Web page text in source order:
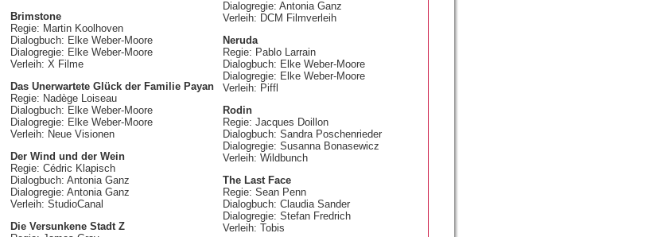
Brimstone
Regie: Martin Koolhoven
Dialogbuch: Elke Weber-Moore
Dialogregie: Elke Weber-Moore
Verleih: X Filme
Das Unerwartete Glück der Familie Payan
Regie: Nadège Loiseau
Dialogbuch: Elke Weber-Moore
Dialogregie: Elke Weber-Moore
Verleih: Neue Visionen
Der Wind und der Wein
Regie: Cédric Klapisch
Dialogbuch: Antonia Ganz
Dialogregie: Antonia Ganz
Verleih: StudioCanal
Die Versunkene Stadt Z
Dialogregie: Antonia Ganz
Verleih: DCM Filmverleih
Neruda
Regie: Pablo Larrain
Dialogbuch: Elke Weber-Moore
Dialogregie: Elke Weber-Moore
Verleih: Piffl
Rodin
Regie: Jacques Doillon
Dialogbuch: Sandra Poschenrieder
Dialogregie: Susanna Bonasewicz
Verleih: Wildbunch
The Last Face
Regie: Sean Penn
Dialogbuch: Claudia Sander
Dialogregie: Stefan Fredrich
Verleih: Tobis